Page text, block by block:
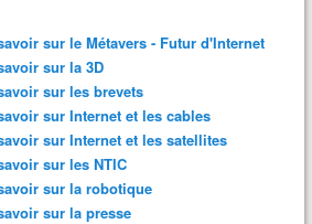
sur le Métavers - Futur d'Internet
sur la 3D
sur les brevets
sur Internet et les cables
sur Internet et les satellites
sur les NTIC
sur la robotique
sur la presse